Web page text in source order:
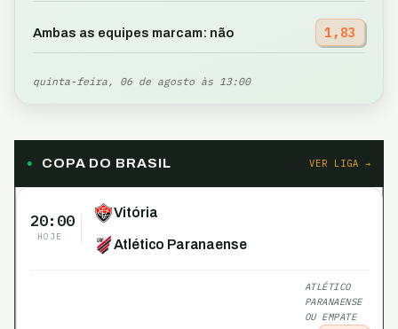
Ambas as equipes marcam: não 1,83
quinta-feira, 06 de agosto às 13:00
COPA DO BRASIL VER LIGA →
20:00
HOJE
Vitória
Atlético Paranaense
ATLÉTICO
PARANAENSE
OU EMPATE